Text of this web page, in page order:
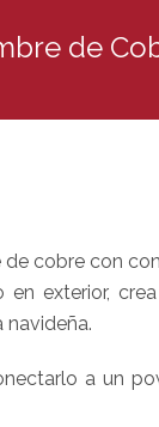
de
cobre con
exterior,
navideña.
a un